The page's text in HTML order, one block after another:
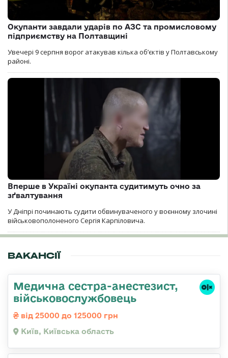
Окупанти завдали ударів по АЗС та промисловому
підприємству на Полтавщині
Увечері 9 серпня ворог атакував кілька обʼєктів у Полтавському
районі.
Вперше в Україні окупанта судитимуть очно за
зґвалтування
У Дніпрі починають судити обвинуваченого у воєнному злочині
військовополоненого Сергія Карпіловича.
ВАКАНСІЇ
Медична сестpа-анестезист,
військовослужбовець
від 25000 до 125000 грн
Київ, Київська область